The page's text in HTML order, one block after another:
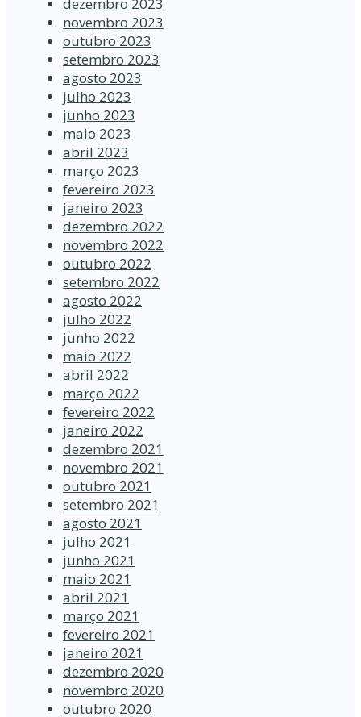
dezembro 2023
novembro 2023
outubro 2023
setembro 2023
agosto 2023
julho 2023
junho 2023
maio 2023
abril 2023
março 2023
fevereiro 2023
janeiro 2023
dezembro 2022
novembro 2022
outubro 2022
setembro 2022
agosto 2022
julho 2022
junho 2022
maio 2022
abril 2022
março 2022
fevereiro 2022
janeiro 2022
dezembro 2021
novembro 2021
outubro 2021
setembro 2021
agosto 2021
julho 2021
junho 2021
maio 2021
abril 2021
março 2021
fevereiro 2021
janeiro 2021
dezembro 2020
novembro 2020
outubro 2020